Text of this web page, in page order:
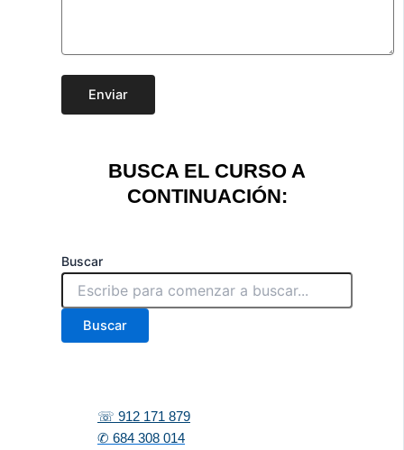
Enviar
BUSCA EL CURSO A
CONTINUACIÓN:
Buscar
Buscar
☏ 912 171 879
✆ 684 308 014